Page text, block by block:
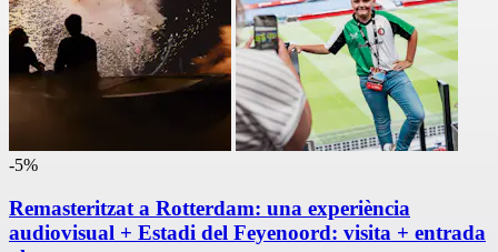
-5%
Remasteritzat a Rotterdam: una experiència
audiovisual + Estadi del Feyenoord: visita + entrada